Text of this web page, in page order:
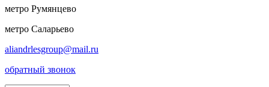
метро Румянцево
метро Саларьево
aliandrlesgroup@mail.ru
обратный звонок